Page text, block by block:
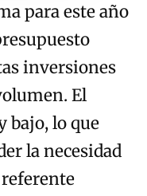
para este año
inversiones
El
bajo, lo que
la necesidad